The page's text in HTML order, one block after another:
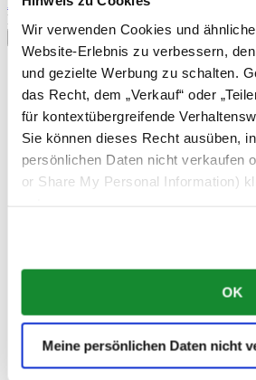
Wir verwenden Cookies und
Website-Erlebnis zu verbessern,
und gezielte Werbung zu schalten.
das Recht, dem „Verkauf“ oder
für kontextübergreifende
Sie können dieses Recht ausüben,
persönlichen Daten nicht verkaufen
or Share My Personal Information)
OK
Meine persönlichen Daten nicht
Land/Region auswählen
Sprachumschalter
Belgien
Dutch
Français
China
English
简体中文
Dänemark
Deutschland
Luxemburg
Niederlande
Norwegen
Österreich
Polen